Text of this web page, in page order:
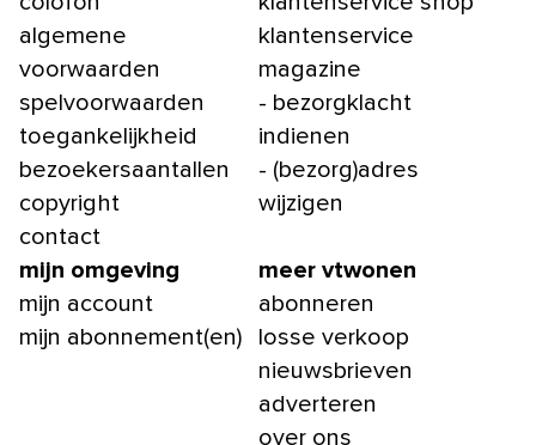
algemene
voorwaarden
spelvoorwaarden
toegankelijkheid
bezoekersaantallen
copyright
contact
klantenservice
magazine
- bezorgklacht
indienen
- (bezorg)adres
wijzigen
mijn omgeving
mijn account
mijn abonnement(en)
meer vtwonen
abonneren
losse verkoop
nieuwsbrieven
adverteren
over ons